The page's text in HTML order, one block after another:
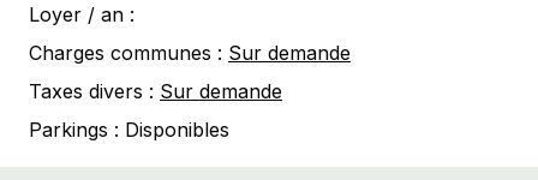
Loyer / an :
Charges communes : Sur demande
Taxes divers : Sur demande
Parkings : Disponibles